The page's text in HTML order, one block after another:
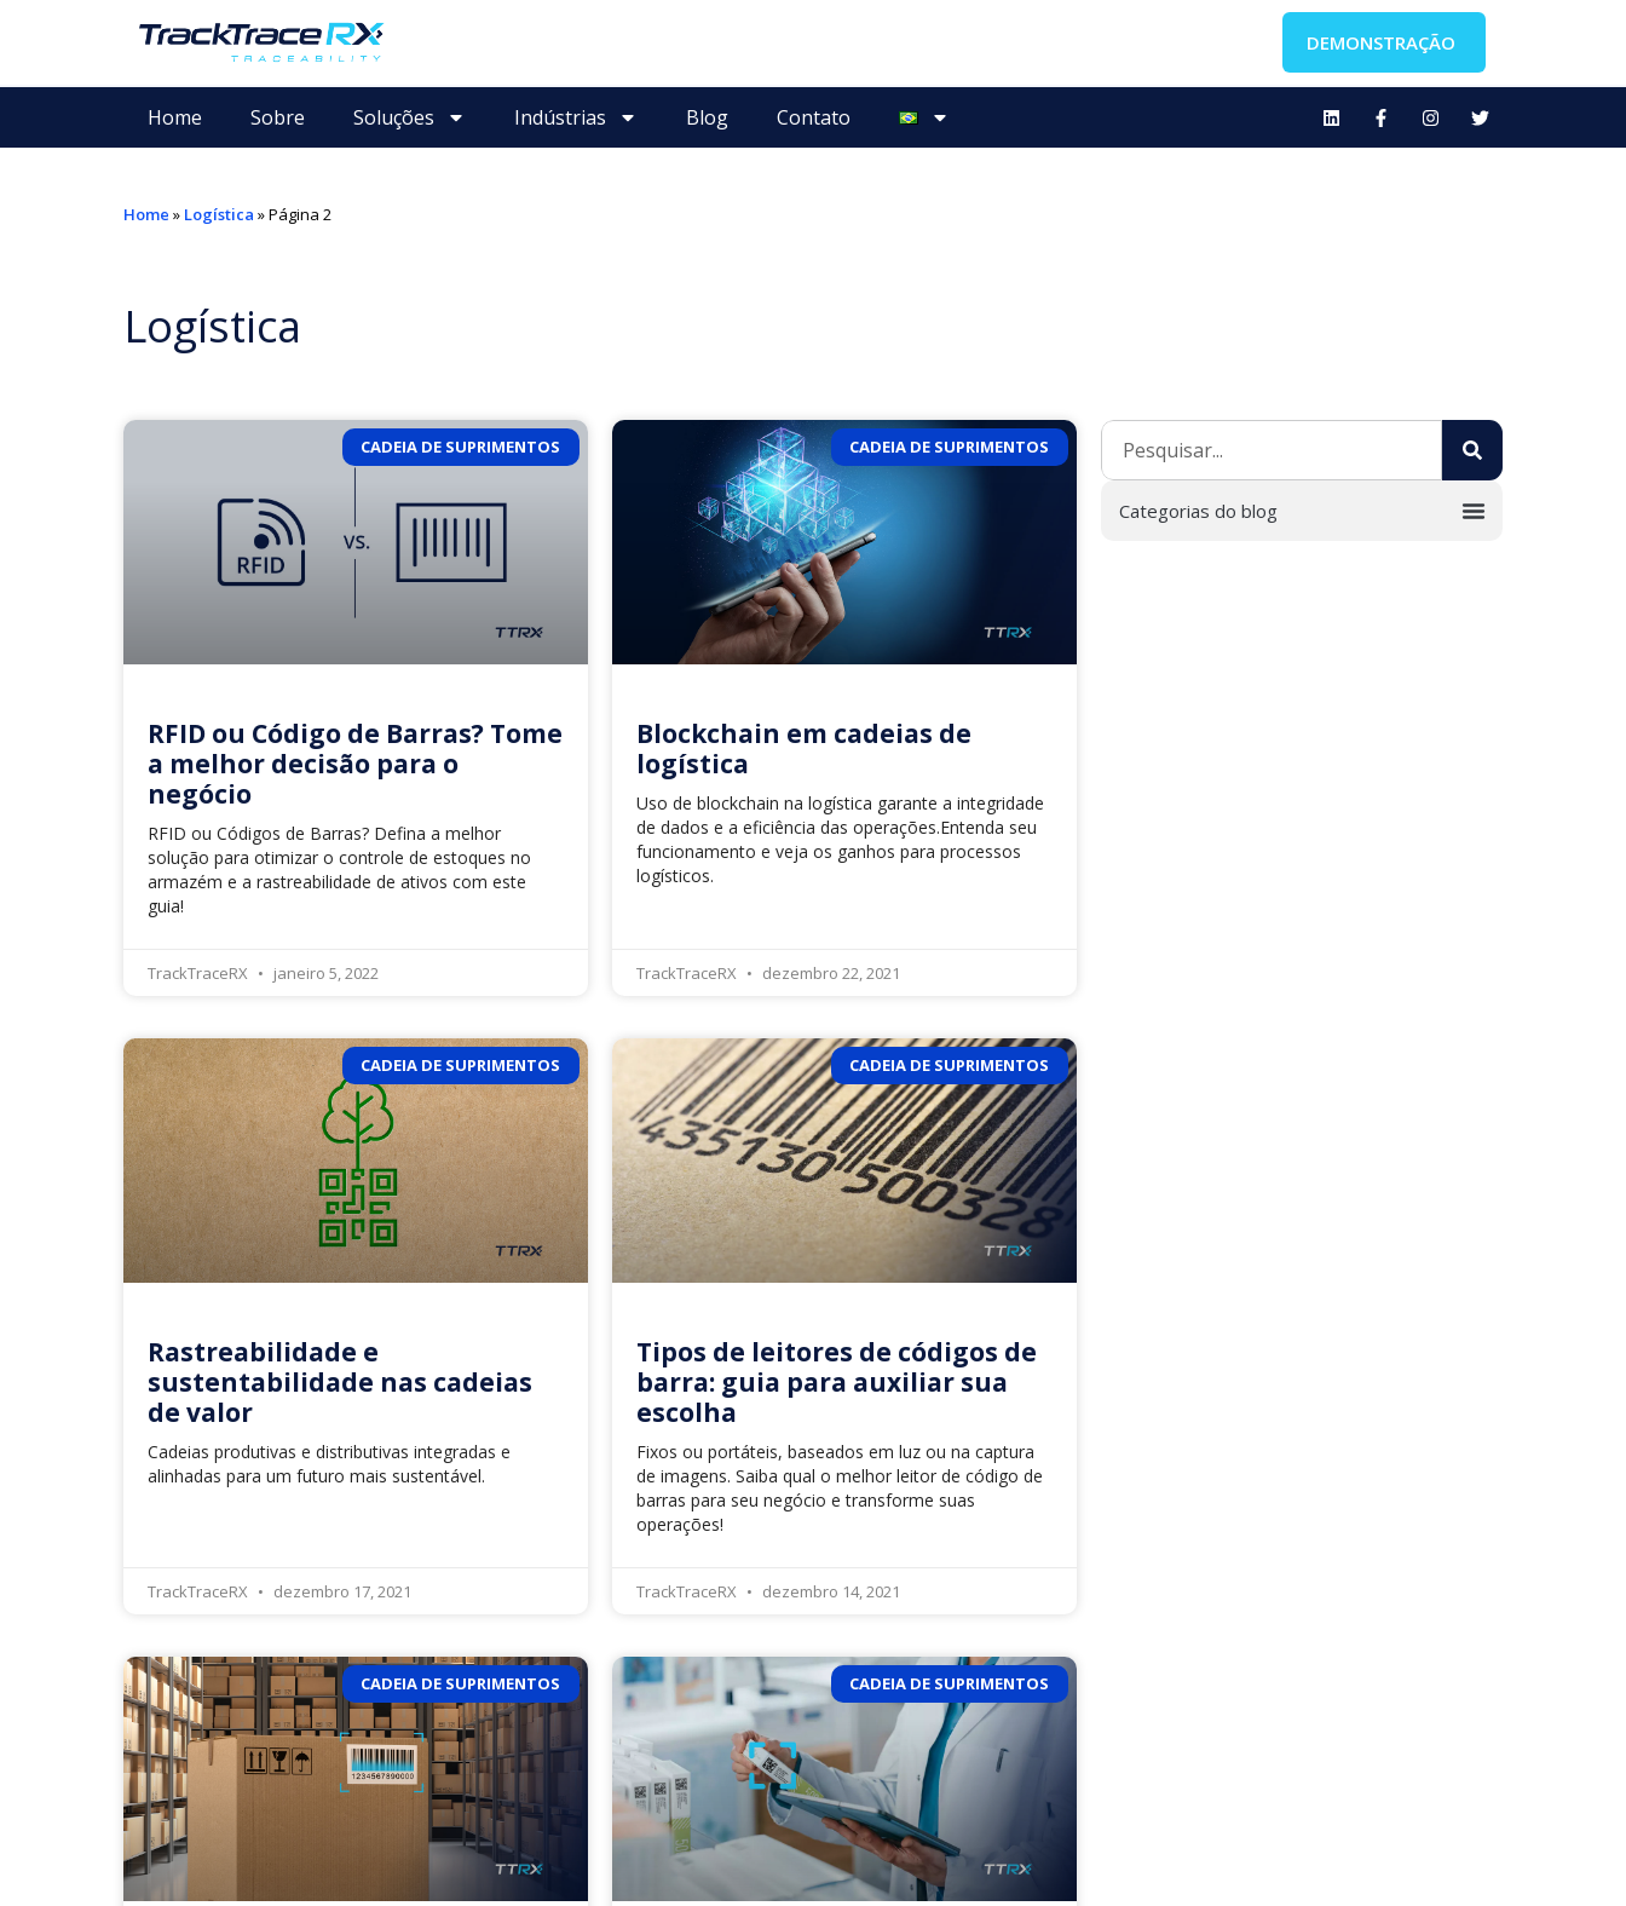
DEMONSTRAÇÃO
Home Sobre Soluções Indústrias Blog Contato
Home » Logística »Página 2
Logística
CADEIA DE SUPRIMENTOS
RFID ou Código de Barras? Tome
a melhor decisão para o
negócio
RFID ou Códigos de Barras? Defina a melhor
solução para otimizar o controle de estoques no
armazém e a rastreabilidade de ativos com este
guia!
TrackTraceRX janeiro 5, 2022
CADEIA DE SUPRIMENTOS
Blockchain em cadeias de
logística
Uso de blockchain na logística garante a integridade
de dados e a eficiência das operações.Entenda seu
funcionamento e veja os ganhos para processos
logísticos.
TrackTraceRX dezembro 22, 2021
CADEIA DE SUPRIMENTOS
Rastreabilidade e
sustentabilidade nas cadeias
de valor
Cadeias produtivas e distributivas integradas e
alinhadas para um futuro mais sustentável.
TrackTraceRX dezembro 17, 2021
CADEIA DE SUPRIMENTOS
Tipos de leitores de códigos de
barra: guia para auxiliar sua
escolha
Fixos ou portáteis, baseados em luz ou na captura
de imagens. Saiba qual o melhor leitor de código de
barras para seu negócio e transforme suas
operações!
TrackTraceRX dezembro 14, 2021
CADEIA DE SUPRIMENTOS CADEIA DE SUPRIMENTOS